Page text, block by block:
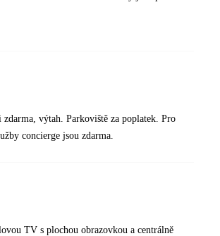
výtah. Parkoviště za poplatek. Pro
concierge jsou zdarma.
TV s plochou obrazovkou a centrálně